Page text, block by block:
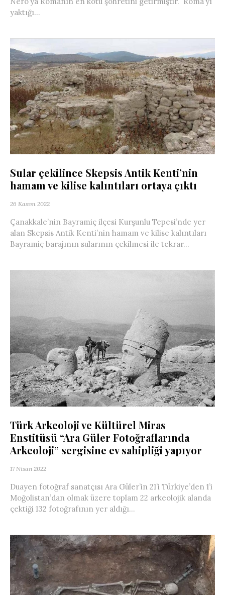
yaktığı...
Sular çekilince Skepsis Antik Kenti’nin
hamam ve kilise kalıntıları ortaya çıktı
26 Kasım 2022
Çanakkale’nin Bayramiç ilçesi Kurşunlu Tepesi’nde yer
alan Skepsis Antik Kenti’nin hamam ve kilise kalıntıları
Bayramiç barajının sularının çekilmesi ile tekrar...
Türk Arkeoloji ve Kültürel Miras
Enstitüsü “Ara Güler Fotoğraflarında
Arkeoloji” sergisine ev sahipliği yapıyor
17 Nisan 2022
Duayen fotoğraf sanatçısı Ara Güler’in 21’i Türkiye’den 1’i
Moğolistan’dan olmak üzere toplam 22 arkeolojik alanda
çektiği 132 fotoğrafının yer aldığı...